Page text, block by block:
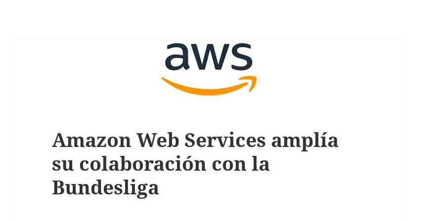
Amazon Web Services amplía
su colaboración con la
Bundesliga